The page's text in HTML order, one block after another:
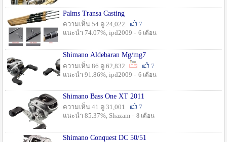
Palms Transa Casting
ความเห็น 54 ดู 24,022
7
แนะนำ 74.07%, ipd2009 - 6 เดือน
Shimano Aldebaran Mg/mg7
ความเห็น 86 ดู 62,832
7
แนะนำ 91.86%, ipd2009 - 6 เดือน
Shimano Bass One XT 2011
ความเห็น 41 ดู 31,001
7
แนะนำ 85.37%, Shazam - 8 เดือน
Shimano Conquest DC 50/51